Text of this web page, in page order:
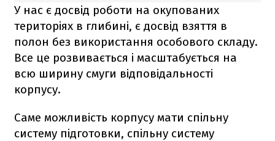
У нас є досвід роботи на окупованих
територіях в глибині, є досвід взяття в
полон без використання особового складу.
Все це розвивається і масштабується на
всю ширину смуги відповідальності
корпусу.
Саме можливість корпусу мати спільну
систему підготовки, спільну систему